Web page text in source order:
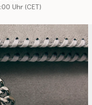
Uhr (CET)